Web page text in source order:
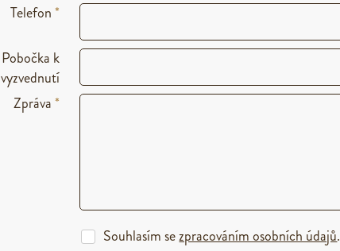
Telefon*
Pobočka k
vyzvednutí
Zpráva*
Souhlasím sezpracováním osobních údajů.